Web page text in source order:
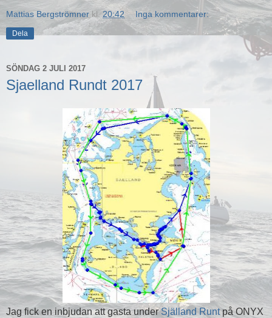
Mattias Bergströmner kl. 20:42 Inga kommentarer:
Dela
SÖNDAG 2 JULI 2017
Sjaelland Rundt 2017
Jag fick en inbjudan att gasta underSjälland Runtpå ONYX